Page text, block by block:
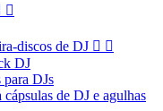

discos de DJ  
DJ
para DJs
cápsulas de DJ e agulhas